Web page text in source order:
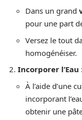
Dans un grand
pour une part
Versez le tout
homogénéiser.
Incorporer l’Eau :
À l’aide d’une
incorporant
obtenir une